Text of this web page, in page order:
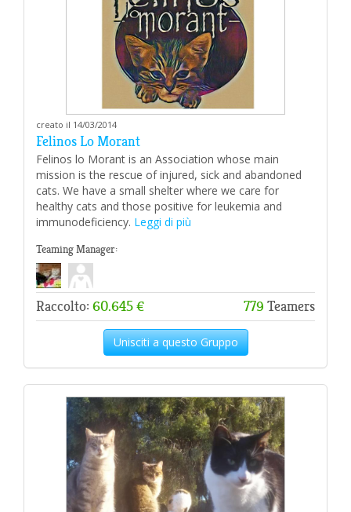
creato il 14/03/2014
Felinos Lo Morant
Felinos lo Morant is an Association whose main
mission is the rescue of injured, sick and abandoned
cats. We have a small shelter where we care for
healthy cats and those positive for leukemia and
immunodeficiency. Leggi di più
Teaming Manager:
Raccolto: 60.645 € 779 Teamers
Unisciti a questo Gruppo